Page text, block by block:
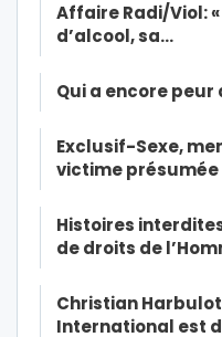
Affaire Radi/Viol:
d’alcool, sa…
Qui a encore peur
Exclusif-Sexe,
victime
Histoires
de droits de
Christian
International est